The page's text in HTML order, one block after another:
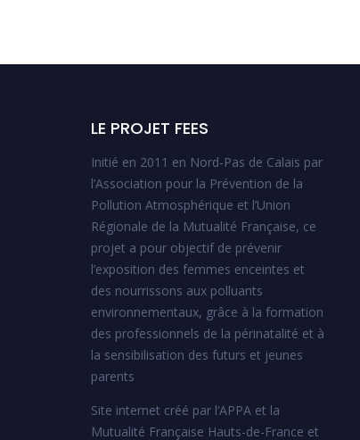
LE PROJET FEES
Initié en 2011 en Nord-Pas de Calais par
l’Association pour la Prévention de la
Pollution Atmosphérique et l’Union
Régionale de la Mutualité Française, ce
projet a pour objectif de prévenir
l’exposition des femmes enceintes et
des nourrissons aux polluants
environnementaux, grâce à la formation
des professionnels de la périnatalité et à
la sensibilisation des futurs et jeunes
parents
Site internet créé par l’APPA et la
Mutualité Française Hauts-de-France et